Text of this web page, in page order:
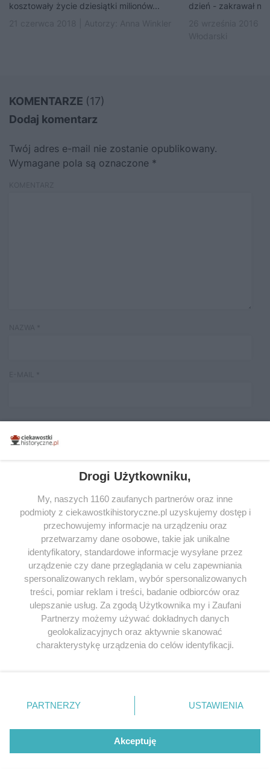
kosztowały życie dziesiątki milionów...
dzień - zakrawał na
KOMENTARZE (17)
Dodaj komentarz
Twój adres e-mail nie zostanie opublikowany.
Wymagane pola są oznaczone *
Dziki_Bigos napisał/a 26.03.2012
Ale i tak znajdą sie ludzie, którzy powiedzą że tam
było dobrze a to jest 'imperialistyczna/kapitalistyczna
propaganda’
Odpowiedz
Hevari napisał/a 11.07.2023
Nie jest to żadna kapitalistyczna propaganda, i
owszem, było to dobre.
Odpowiedz
Drogi Użytkowniku,
My, naszych 1160 zaufanych partnerów oraz inne
podmioty z ciekawostkihistoryczne.pl uzyskujemy dostęp i
przechowujemy informacje na urządzeniu oraz
przetwarzamy dane osobowe, takie jak unikalne
identyfikatory, standardowe informacje wysyłane przez
urządzenie czy dane przeglądania w celu zapewniania
spersonalizowanych reklam, wybór spersonalizowanych
treści, pomiar reklam i treści, badanie odbiorców oraz
ulepszanie usług. Za zgodą Użytkownika my i Zaufani
Partnerzy możemy używać dokładnych danych
geolokalizacyjnych oraz aktywnie skanować
charakterystykę urządzenia do celów identyfikacji.
zmienić/wycofać klikając przycisk ustawień prywatności
znajdujący się w lewym dolnym rogu strony
. Niektóre
użytkownika, ale masz prawo sprzeciwić się takiemu
przetwarzaniu. Preferencje będą miały zastosowania tylko
PARTNERZY USTAWIENIA
Akceptuję